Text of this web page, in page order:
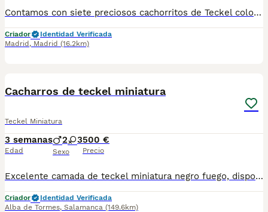
Contamos con siete preciosos cachorritos de Teckel color chocolate y arlequín Isabella. Nuestros cachorritos se entregan vacunados, desparasitados, con cartilla sanitaria, garantía de 1 año y posibilidad de microchip. Súper compactos, pata corta y cuerpo alargado. Sociabilizados desde el momento de su nacimiento. Los entregamos personalmente. Te animas a conocer a nuestros simpáticos enanos? Desde 900 euros.
Criador
Identidad Verificada
Madrid , Madrid (16.2km)
Cacharros de teckel miniatura
Teckel Miniatura
3 semanas
Edad
2 3
Sexo
500 €
Precio
Excelente camada de teckel miniatura negro fuego, disponibles tanto machos como hembras,se entregan a partir de los dos meses con dos vacunas desparasitaciones microchip pasaporte y documentos de cesión y venta y garantía por escrito, mandamos más fotos y vídeos de los cachorros y de los padres por wassap sin ningún compromiso, seis dos seis dos tres siete tres uno ocho, precio real.
Criador
Identidad Verificada
Alba de Tormes, Salamanca (149.6km)